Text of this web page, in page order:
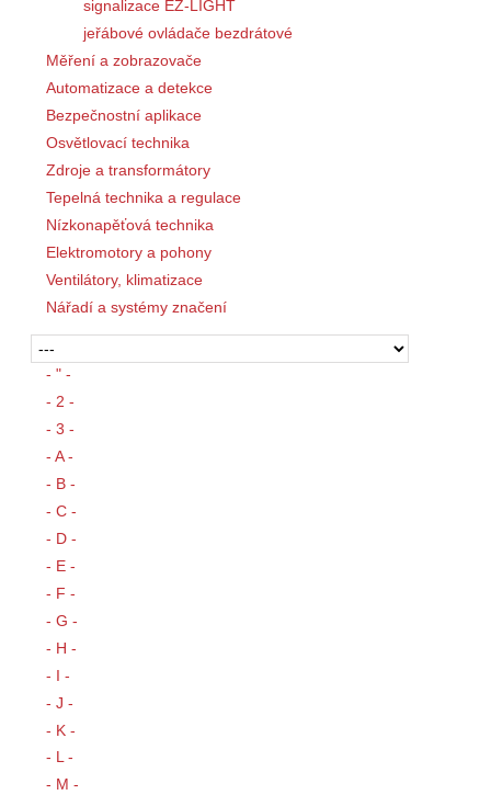
signalizace EZ-LIGHT
jeřábové ovládače bezdrátové
Měření a zobrazovače
Automatizace a detekce
Bezpečnostní aplikace
Osvětlovací technika
Zdroje a transformátory
Tepelná technika a regulace
Nízkonapěťová technika
Elektromotory a pohony
Ventilátory, klimatizace
Nářadí a systémy značení
- " -
- 2 -
- 3 -
- A -
- B -
- C -
- D -
- E -
- F -
- G -
- H -
- I -
- J -
- K -
- L -
- M -